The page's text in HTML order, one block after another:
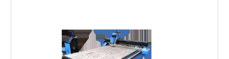
que faz onde comprova sua essência de trazer
o melhor para os parceiros.